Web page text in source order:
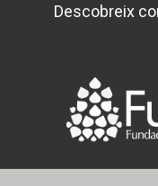
Descobreix